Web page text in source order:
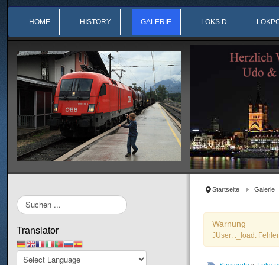
HOME HISTORY GALERIE LOKS D
Startseite Galerie
Warnung
JUser: :_load:
Suchen
...
Translator